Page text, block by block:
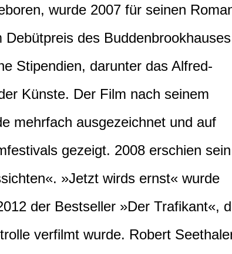
wurde 2007 für seinen
des Buddenbrookhauses
Stipendien, darunter das Alfred-
Künste. Der Film nach seinem
mehrfach ausgezeichnet und auf
gezeigt. 2008 erschien sein
»Jetzt wirds ernst« wurde
der Bestseller »Der Trafikant«,
verfilmt wurde. Robert